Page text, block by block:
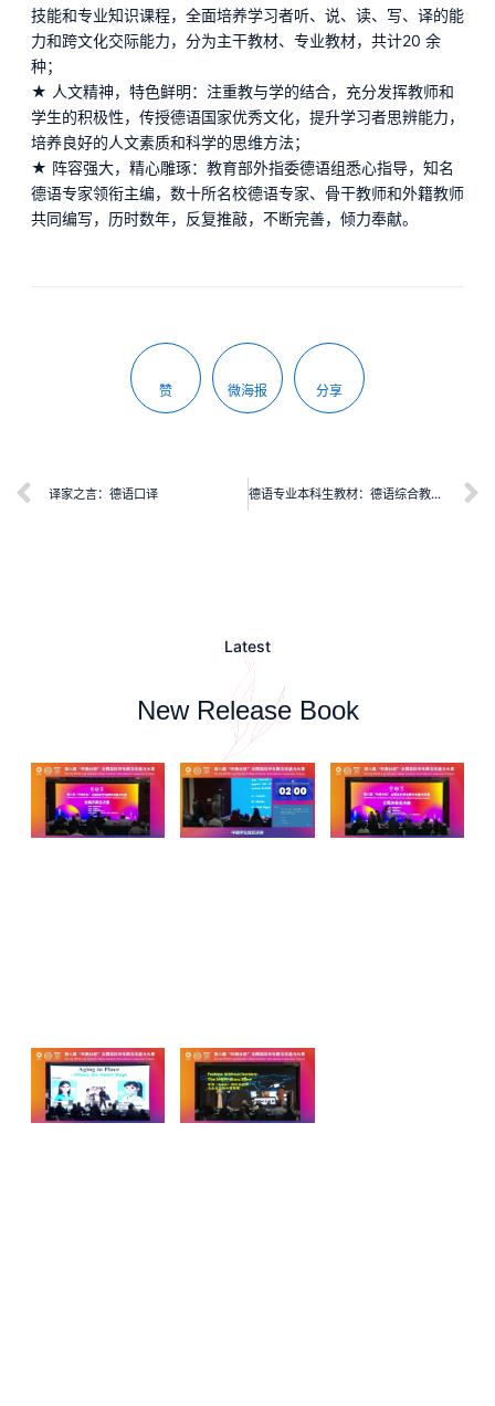
技能和专业知识课程，全面培养学习者听、说、读、写、译的能
力和跨文化交际能力，分为主干教材、专业教材，共计20 余
种；
★ 人文精神，特色鲜明：注重教与学的结合，充分发挥教师和
学生的积极性，传授德语国家优秀文化，提升学习者思辨能力，
培养良好的人文素质和科学的思维方法；
★ 阵容强大，精心雕琢：教育部外指委德语组悉心指导，知名
德语专家领衔主编，数十所名校德语专家、骨干教师和外籍教师
共同编写，历时数年，反复推敲，不断完善，倾力奉献。
赞 微海报 分享
译家之言：德语口译 德语专业本科生教材：德语综合教程1学生用书
Latest
New Release Book